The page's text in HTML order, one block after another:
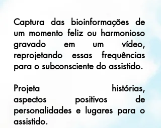
Captura das bioinformações de
um momento feliz ou harmonioso
gravado em um vídeo,
reprojetando essas frequências
para o subconsciente do assistido.
Projeta histórias,
aspectos positivos de
personalidades e lugares para o
assistido.